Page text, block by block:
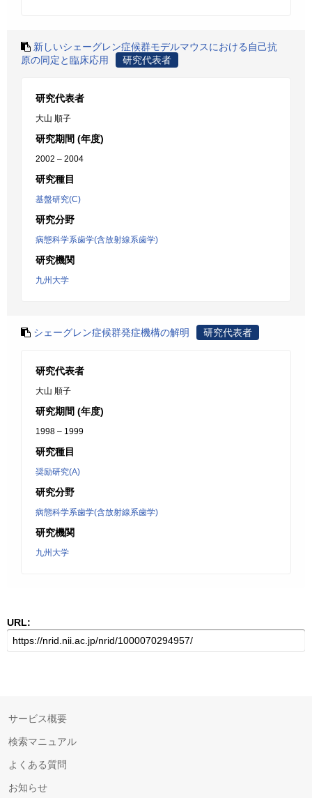
新しいシェーグレン症候群モデルマウスにおける自己抗
原の同定と臨床応用
研究代表者
研究代表者
大山 順子
研究期間 (年度)
2002 – 2004
研究種目
基盤研究(C)
研究分野
病態科学系歯学(含放射線系歯学)
研究機関
九州大学
シェーグレン症候群発症機構の解明 研究代表者
研究代表者
大山 順子
研究期間 (年度)
1998 – 1999
研究種目
奨励研究(A)
研究分野
病態科学系歯学(含放射線系歯学)
研究機関
九州大学
URL:
サービス概要
検索マニュアル
よくある質問
お知らせ